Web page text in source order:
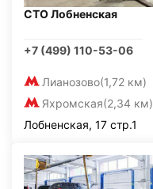
СТО Лобненская
+7 (499) 110-53-06
Лианозово(1,72 км)
Яхромская(2,34 км)
Лобненская, 17 стр.1